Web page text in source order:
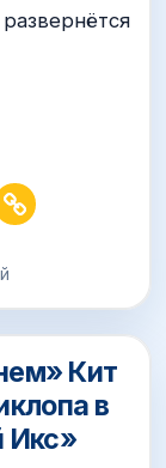
Кит
в
Икс»